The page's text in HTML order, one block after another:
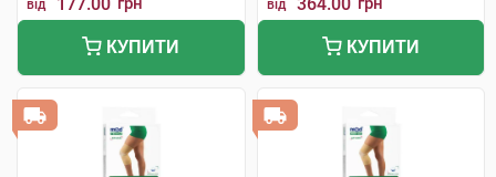
від
КУПИТИ
від
КУПИТИ